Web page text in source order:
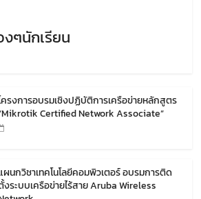
ๆนักเรียน
ครงการอบรมเชิงปฏิบัติการเครือข่ายหลักสูตร
Certified Network Associate”
ผนกวิชาเทคโนโลยีคอมพิวเตอร์ อบรมการติด
งระบบเครือข่ายไร้สาย Aruba Wireless